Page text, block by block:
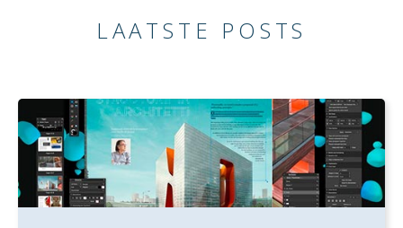
LAATSTE POSTS